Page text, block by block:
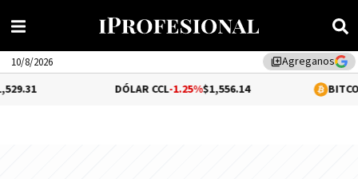
library_addAgreganos
10/8/2026
-1.25%$1,556.14 -0.05%